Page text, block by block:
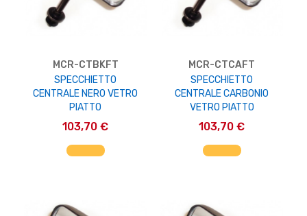
MCR-CTBKFT
SPECCHIETTO
CENTRALE NERO VETRO
PIATTO
103,70 €
AGGIUNGI AL CARRELLO
MCR-CTCAFT
SPECCHIETTO
CENTRALE CARBONIO
VETRO PIATTO
103,70 €
AGGIUNGI AL CARRELLO